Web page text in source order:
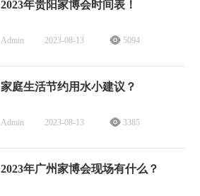
2023年贵阳家博会时间表！
Admin 2023-08-13 5094
家庭生活节约用水小建议？
Admin 2023-08-13 3385
2023年广州家博会现场有什么？